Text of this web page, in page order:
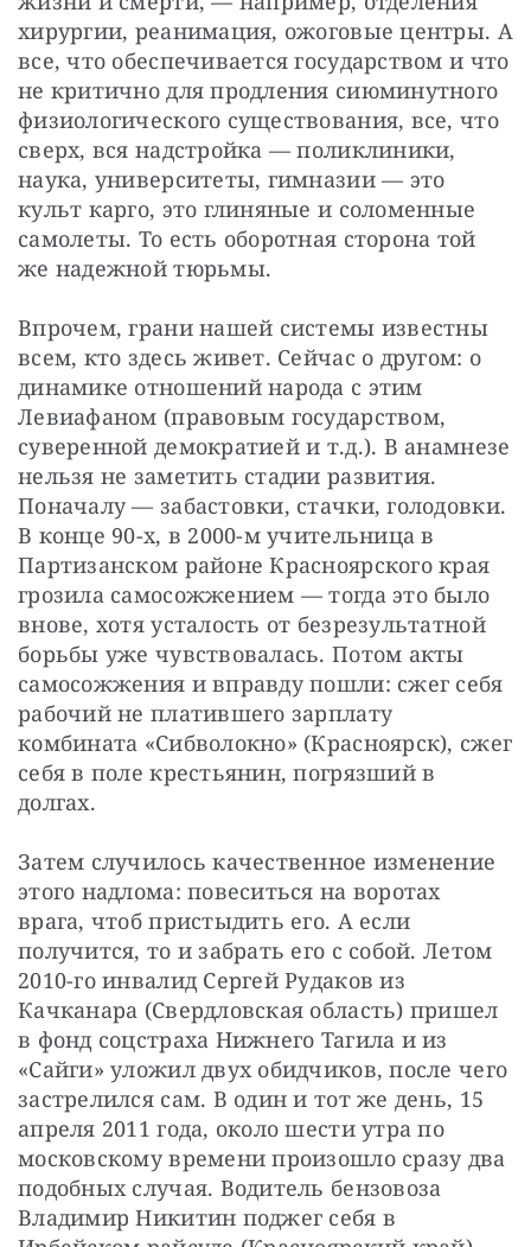
хирургии, реанимация, ожоговые центры. А
все, что обеспечивается государством и что
не критично для продления сиюминутного
физиологического существования, все, что
сверх, вся надстройка — поликлиники,
наука, университеты, гимназии — это
культ карго, это глиняные и соломенные
самолеты. То есть оборотная сторона той
же надежной тюрьмы.
Впрочем, грани нашей системы известны
всем, кто здесь живет. Сейчас о другом: о
динамике отношений народа с этим
Левиафаном (правовым государством,
суверенной демократией и т.д.). В анамнезе
нельзя не заметить стадии развития.
Поначалу — забастовки, стачки, голодовки.
В конце 90-х, в 2000-м учительница в
Партизанском районе Красноярского края
грозила самосожжением — тогда это было
внове, хотя усталость от безрезультатной
борьбы уже чувствовалась. Потом акты
самосожжения и вправду пошли: сжег себя
рабочий не платившего зарплату
комбината «Сибволокно» (Красноярск), сжег
себя в поле крестьянин, погрязший в
долгах.
Затем случилось качественное изменение
этого надлома: повеситься на воротах
врага, чтоб пристыдить его. А если
получится, то и забрать его с собой. Летом
2010-го инвалид Сергей Рудаков из
Качканара (Свердловская область) пришел
в фонд соцстраха Нижнего Тагила и из
«Сайги» уложил двух обидчиков, после чего
застрелился сам. В один и тот же день, 15
апреля 2011 года, около шести утра по
московскому времени произошло сразу два
подобных случая. Водитель бензовоза
Владимир Никитин поджег себя в